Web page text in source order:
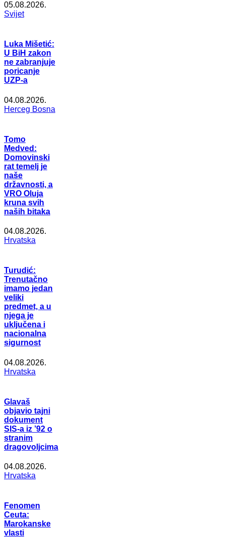
05.08.2026.
Svijet
Luka Mišetić:
U BiH zakon
ne zabranjuje
poricanje
UZP-a
04.08.2026.
Herceg Bosna
Tomo
Medved:
Domovinski
rat temelj je
naše
državnosti, a
VRO Oluja
kruna svih
naših bitaka
04.08.2026.
Hrvatska
Turudić:
Trenutačno
imamo jedan
veliki
predmet, a u
njega je
uključena i
nacionalna
sigurnost
04.08.2026.
Hrvatska
Glavaš
objavio tajni
dokument
SIS-a iz ’92 o
stranim
dragovoljcima
04.08.2026.
Hrvatska
Fenomen
Ceuta:
Marokanske
vlasti